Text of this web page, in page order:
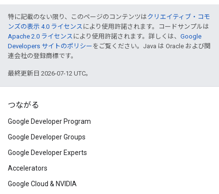
特に記載のない限り、このページのコンテンツはクリエイティブ・コモ
ンズの表示 4.0 ライセンス により使用許諾されます。コードサンプルは
Apache 2.0 ライセンス により使用許諾されます。詳しくは、 Google
Developers サイトのポリシー をご覧ください。Java は Oracle および関
連会社の登録商標です。
最終更新日 2026-07-12 UTC。
つながる
Google Developer Program
Google Developer Groups
Google Developer Experts
Accelerators
Google Cloud & NVIDIA